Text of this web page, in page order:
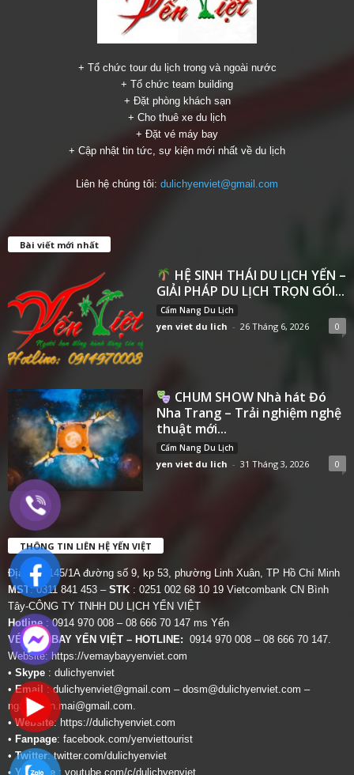
+ Tổ chức tour du lịch trong và ngoài nước
+ Tổ chức team building
+ Đặt phòng khách sạn
+ Cho thuê xe du lịch
+ Đặt vé máy bay
+ Cập nhật tin tức, sự kiện mới nhất về du lịch
Liên hệ chúng tôi: dulichyenviet@gmail.com
Bài viết mới nhất
HỆ SINH THÁI DU LỊCH YẾN –
GIẢI PHÁP DU LỊCH TRỌN GÓI...
Cẩm Nang Du Lịch
yen viet du lich - 26 Tháng 6, 2026 0
CHUM SHOW Nhà hát Đó
Nha Trang – Trải nghiệm nghệ
thuật mới...
Cẩm Nang Du Lịch
yen viet du lich - 31 Tháng 3, 2026 0
THÔNG TIN LIÊN HỆ YẾN VIỆT
Địa chỉ:
145/1A đường số 9, kp 53, phường Linh Xuân, TP Hồ Chí Minh
MST: 0311 841 453 – STK : 0251 002 68 10 19 Vietcombank CN Bình
Tây-CÔNG TY TNHH DU LỊCH YẾN VIỆT
Hotline : 0914 970 008 – 08 666 70 147 ms Yến
VÉ MÁY BAY YẾN VIỆT – HOTLINE: 0914 970 008 – 08 666 70 147.
Website: https://vemaybayyenviet.com
• Skype : dulichyenviet
•Email :dulichyenviet@gmail.com – dosm@dulichyenviet.com –
ngan.phan.mai@gmail.com.
•Website: https://dulichyenviet.com
• Fanpage: facebook.com/yenviettourist
•Twitter:twitter.com/dulichyenviet
• Youtube : youtube.com/c/dulichyenviet